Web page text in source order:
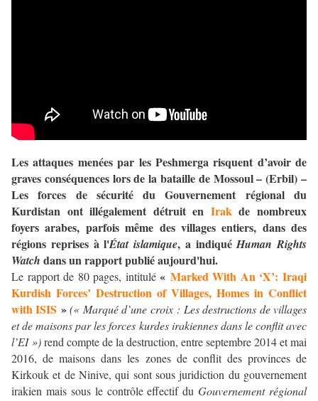
Les attaques menées par les Peshmerga risquent d’avoir de
graves conséquences lors de la bataille de Mossoul – (Erbil) –
Les forces de sécurité du Gouvernement régional du
Kurdistan ont illégalement détruit en Irakde nombreux
foyers arabes, parfois même des villages entiers, dans des
régions reprises à l'État islamique, a indiquéHuman Rights
Watch dans un rapport publié aujourd'hui.
Le rapport de 80 pages, intitulé« Marked With An ‘X’: Iraqi
Kurdish Forces’ Destruction of Villages, Homes in Conflict
with ISIS » (« Marqué d’une croix : Les destructions de villages
et de maisons par les forces kurdes irakiennes dans le conflit avec
l’EI »)rend compte de la destruction, entre septembre 2014 et mai
2016, de maisons dans les zones de conflit des provinces de
Kirkouk et de Ninive, qui sont sous juridiction du gouvernement
irakien mais sous le contrôle effectif duGouvernement régional